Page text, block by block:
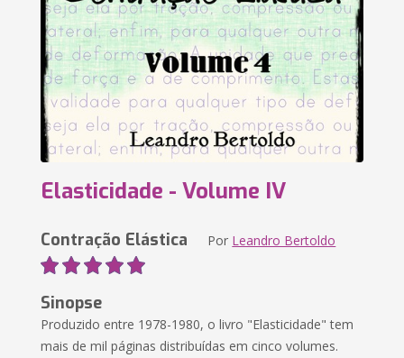
Elasticidade - Volume IV
Contração Elástica Por Leandro Bertoldo
Sinopse
Produzido entre 1978-1980, o livro "Elasticidade" tem
mais de mil páginas distribuídas em cinco volumes.